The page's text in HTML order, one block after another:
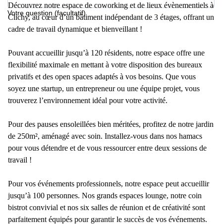
Votre question (facultatif)
Découvrez notre espace de coworking et de lieux évènementiels à
Clichy, au cœur d’un bâtiment indépendant de 3 étages, offrant un
cadre de travail dynamique et bienveillant !
Pouvant accueillir jusqu’à 120 résidents, notre espace offre une
flexibilité maximale en mettant à votre disposition des bureaux
privatifs et des open spaces adaptés à vos besoins. Que vous
soyez une startup, un entrepreneur ou une équipe projet, vous
trouverez l’environnement idéal pour votre activité.
Pour des pauses ensoleillées bien méritées, profitez de notre jardin
de 250m², aménagé avec soin. Installez-vous dans nos hamacs
pour vous détendre et de vous ressourcer entre deux sessions de
travail !
Pour vos événements professionnels, notre espace peut accueillir
jusqu’à 100 personnes. Nos grands espaces lounge, notre coin
bistrot convivial et nos six salles de réunion et de créativité sont
parfaitement équipés pour garantir le succès de vos événements.